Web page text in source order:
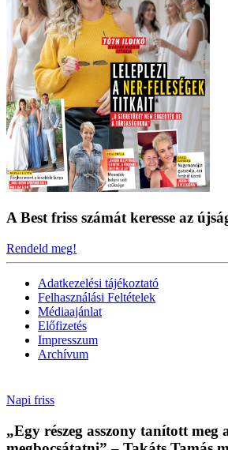
A Best friss számát keresse az
Rendeld meg!
Adatkezelési tájékoztató
Felhasználási Feltételek
Médiaajánlat
Előfizetés
Impresszum
Archívum
Napi friss
„Egy részeg asszony tanított